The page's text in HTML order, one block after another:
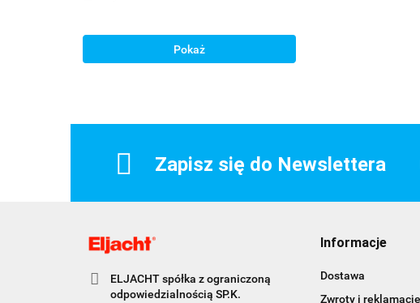
Pokaż
Zapisz się do Newslettera
ELJACHT spółka z ograniczoną
odpowiedzialnością SP.K.
Informacje
Dostawa
Zwroty i reklamacje